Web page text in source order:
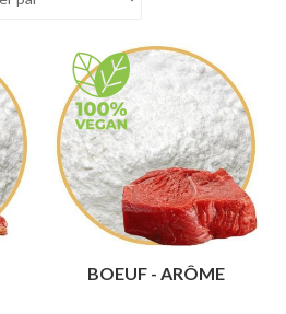
BOEUF - ARÔME